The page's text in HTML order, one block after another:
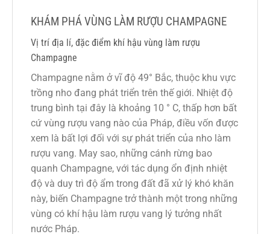
KHÁM PHÁ VÙNG LÀM RƯỢU CHAMPAGNE
Vị trí địa lí, đặc điểm khí hậu vùng làm rượu
Champagne
Champagne nằm ở vĩ độ 49° Bắc, thuộc khu vực
trồng nho đang phát triển trên thế giới. Nhiệt độ
trung bình tại đây là khoảng 10 ° C, thấp hơn bất
cứ vùng rượu vang nào của Pháp, điều vốn được
xem là bất lợi đối với sự phát triển của nho làm
rượu vang. May sao, những cánh rừng bao
quanh Champagne, với tác dụng ổn định nhiệt
độ và duy trì độ ẩm trong đất đã xử lý khó khăn
này, biến Champagne trở thành một trong những
vùng có khí hậu làm rượu vang lý tưởng nhất
nước Pháp.